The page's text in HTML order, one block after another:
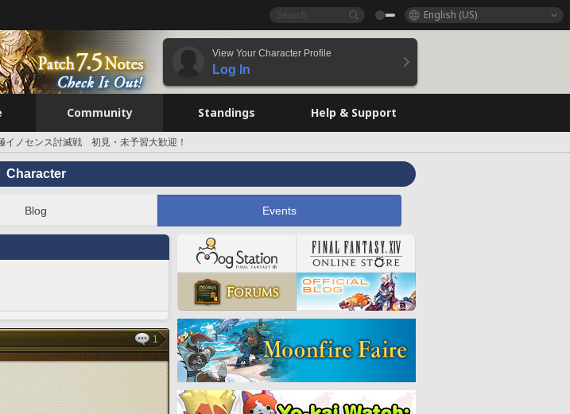
English (US)
View Your Character Profile
Log In
Community Standings Help & Support
イノセンス討滅戦 初見・未予習大歓迎！
Character
Blog Events
1